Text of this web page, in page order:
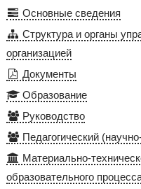
Основные сведения
Структура и органы
организацией
Документы
Образование
Руководство
Педагогический
Материально-
образовательного